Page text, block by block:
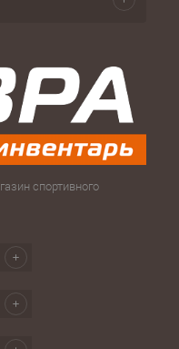
спортивного